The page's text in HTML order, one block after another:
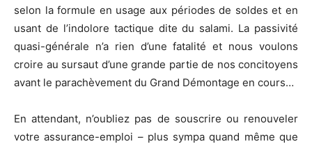
selon la formule en usage aux périodes de soldes et en
usant de l’indolore tactique dite du salami. La passivité
quasi-générale n’a rien d’une fatalité et nous voulons
croire au sursaut d’une grande partie de nos concitoyens
avant le parachèvement du Grand Démontage en cours…
En attendant, n’oubliez pas de souscrire ou renouveler
votre assurance-emploi – plus sympa quand même que